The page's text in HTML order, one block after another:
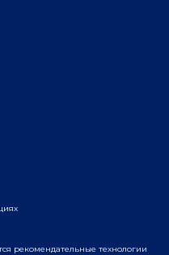
2-й этаж
5-й этаж
центр «Виктория
рекомендательные технологии